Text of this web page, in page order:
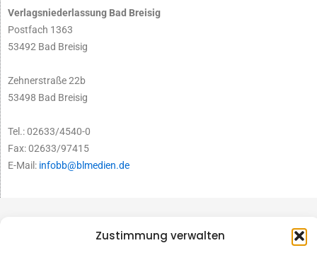
Zustimmung verwalten
Verlagsniederlassung Bad Breisig
Postfach 1363
53492 Bad Breisig
Zehnerstraße 22b
53498 Bad Breisig
Tel.: 02633/4540-0
Fax: 02633/97415
E-Mail: infobb@blmedien.de